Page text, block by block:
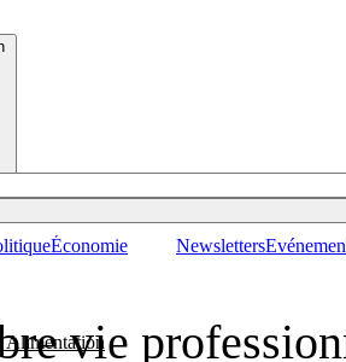
Alimentation
Économie Newsletters
vie